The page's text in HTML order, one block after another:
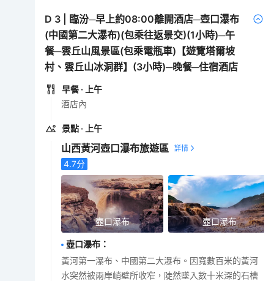
D 3
臨汾─早上約08:00離開酒店─壺口瀑布
(中國第二大瀑布)(包乘往返景交)(1小時)─午
餐─雲丘山風景區(包乘電瓶車)【遊覽塔爾坡
村、雲丘山冰洞群】(3小時)─晚餐─住宿酒店
早餐 · 上午
酒店內
景點 · 上午
山西黃河壺口瀑布旅遊區
4.7分
壺口瀑布 壺口瀑布
壺口瀑布 ：
黃河第一瀑布、中國第二大瀑布。因寬數百米的黃河
水突然被兩岸峭壁所收窄，陡然墜入數十米深的石槽